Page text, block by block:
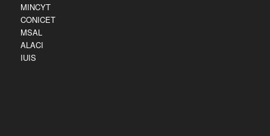
MINCYT
CONICET
MSAL
ALACI
IUIS